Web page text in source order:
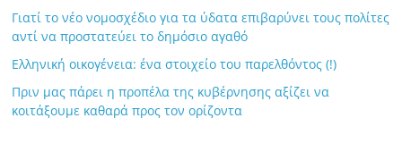
Γιατί το νέο νομοσχέδιο για τα ύδατα επιβαρύνει τους πολίτες
αντί να προστατεύει το δημόσιο αγαθό
Ελληνική οικογένεια: ένα στοιχείο του παρελθόντος (!)
Πριν μας πάρει η προπέλα της κυβέρνησης αξίζει να
κοιτάξουμε καθαρά προς τον ορίζοντα